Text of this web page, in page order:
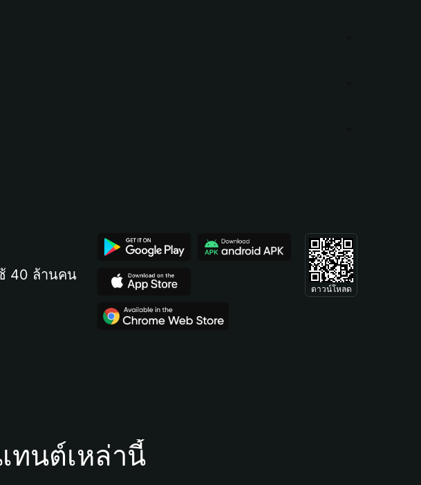
40 ล้านคน
ดาวน์โหลด
นต์เหล่านี้